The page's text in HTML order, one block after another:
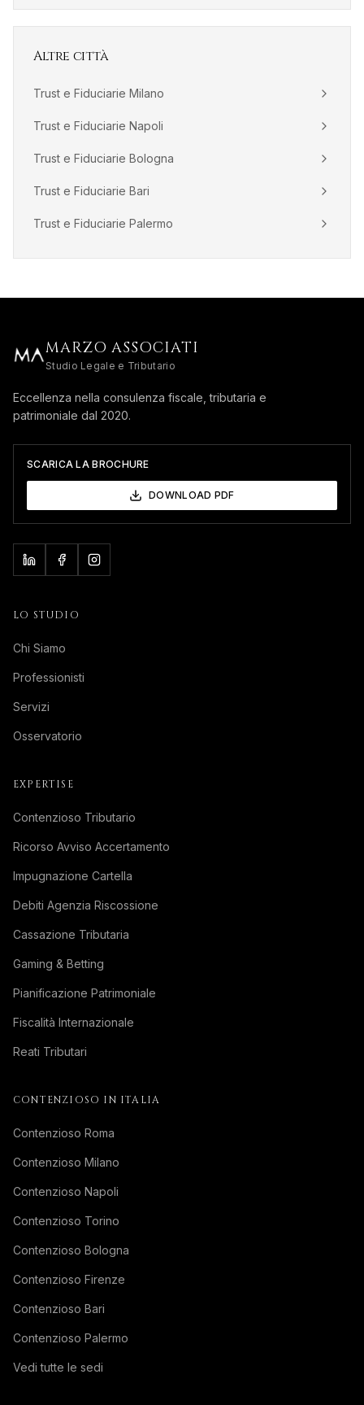
Altre città
Trust e Fiduciarie Milano
Trust e Fiduciarie Napoli
Trust e Fiduciarie Bologna
Trust e Fiduciarie Bari
Trust e Fiduciarie Palermo
MARZO ASSOCIATI
Studio Legale e Tributario
Eccellenza nella consulenza fiscale, tributaria e
patrimoniale dal 2020.
SCARICA LA BROCHURE
DOWNLOAD PDF
LO STUDIO
Chi Siamo
Professionisti
Servizi
Osservatorio
EXPERTISE
Contenzioso Tributario
Ricorso Avviso Accertamento
Impugnazione Cartella
Debiti Agenzia Riscossione
Cassazione Tributaria
Gaming & Betting
Pianificazione Patrimoniale
Fiscalità Internazionale
Reati Tributari
CONTENZIOSO IN ITALIA
Contenzioso Roma
Contenzioso Milano
Contenzioso Napoli
Contenzioso Torino
Contenzioso Bologna
Contenzioso Firenze
Contenzioso Bari
Contenzioso Palermo
Vedi tutte le sedi